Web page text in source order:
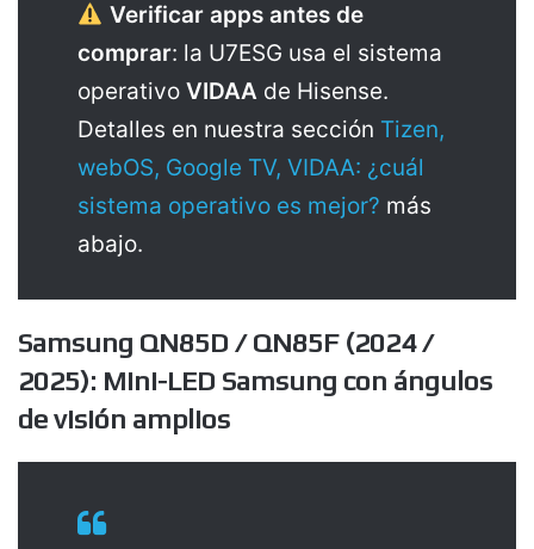
Verificar apps antes de
comprar: la U7ESG usa el sistema
operativo VIDAA de Hisense.
Detalles en nuestra sección Tizen,
webOS, Google TV, VIDAA: ¿cuál
sistema operativo es mejor? más
abajo.
Samsung QN85D / QN85F (2024 /
2025): Mini-LED Samsung con ángulos
de visión amplios